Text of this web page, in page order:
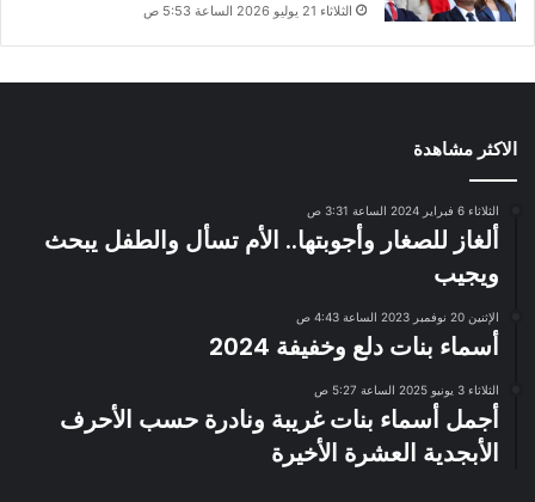
الثلاثاء 21 يوليو 2026 الساعة 5:53 ص
الاكثر مشاهدة
الثلاثاء 6 فبراير 2024 الساعة 3:31 ص
ألغاز للصغار وأجوبتها.. الأم تسأل والطفل يبحث
ويجيب
الإثنين 20 نوفمبر 2023 الساعة 4:43 ص
أسماء بنات دلع وخفيفة 2024
الثلاثاء 3 يونيو 2025 الساعة 5:27 ص
أجمل أسماء بنات غريبة ونادرة حسب الأحرف
الأبجدية العشرة الأخيرة